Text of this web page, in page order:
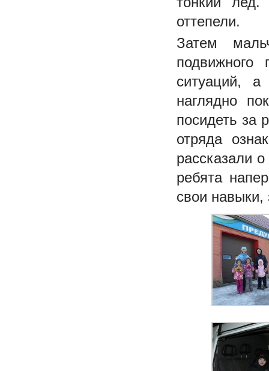
оттепели.
Затем
подвижного
ситуаций, а
наглядно
посидеть за
отряда
рассказали
ребята
свои